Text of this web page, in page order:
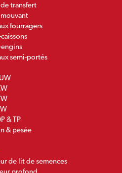
de transfert
mouvant
fourragers
engins
semi-portés
& TP
& pesée
de lit de semences